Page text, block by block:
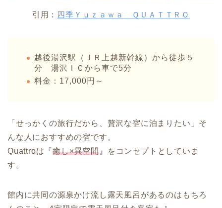
引用： 四季Ｙｕｚａｗａ ＱＵＡＴＴＲＯ
越後湯沢駅（ＪＲ上越新幹線）から徒歩５
分 湯沢ＩＣから車で5分
料金：17,000円～
「せっかくの旅行だから、贅沢な宿に泊まりたい」そ
んな人におすすめの宿です。
Quattroは『癒し×異空間 』をコンセプトとしていま
す。
館内に共同の源泉かけ流し露天風呂があるのはもちろ